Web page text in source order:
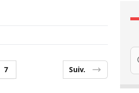
7 Suiv.